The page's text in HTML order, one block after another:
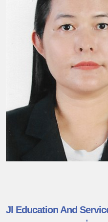
Jl Education And